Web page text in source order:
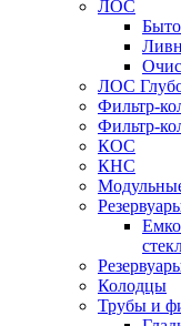
ЛОС
ЛОС
Фильтр-
Фильтр-
КОС
КНС
Колодцы
Трубы и